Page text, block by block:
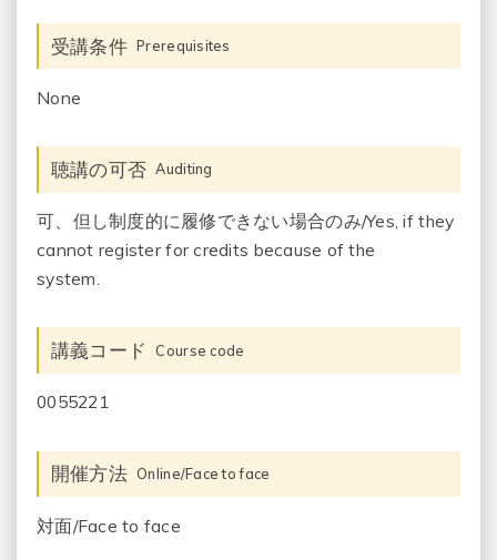
受講条件 Prerequisites
None
聴講の可否 Auditing
可、但し制度的に履修できない場合のみ/Yes, if they
cannot register for credits because of the
system.
講義コード Course code
0055221
開催方法 Online/Face to face
対面/Face to face